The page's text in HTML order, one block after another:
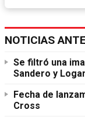
NOTICIAS
Se filtró una
Sandero y
Fecha de
Cross